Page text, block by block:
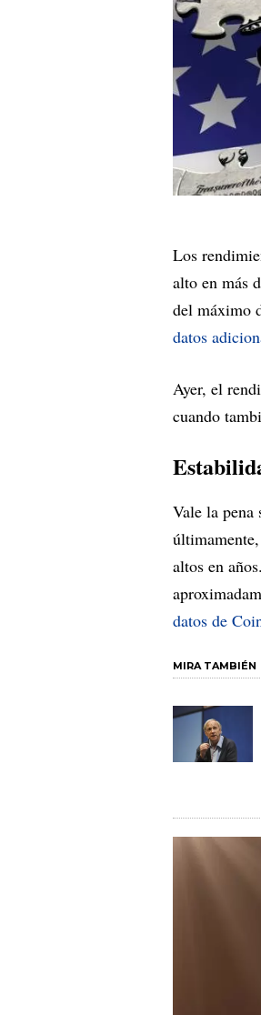
Los
alto en más
del máximo
datos
Ayer, el
cuando
Vale la pena
altos en
datos de
MIRA TAMBIÉN